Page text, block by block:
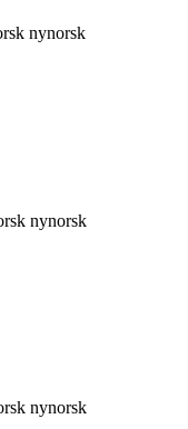
nynorsk
nynorsk
nynorsk